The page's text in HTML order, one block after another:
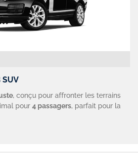
, conçu pour affronter les terrains
pour 4 passagers, parfait pour la